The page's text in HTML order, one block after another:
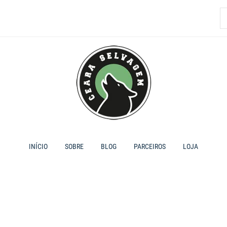
INÍCIO SOBRE BLOG PARCEIROS LOJA